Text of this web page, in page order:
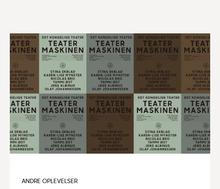
ANDRE OPLEVELSER